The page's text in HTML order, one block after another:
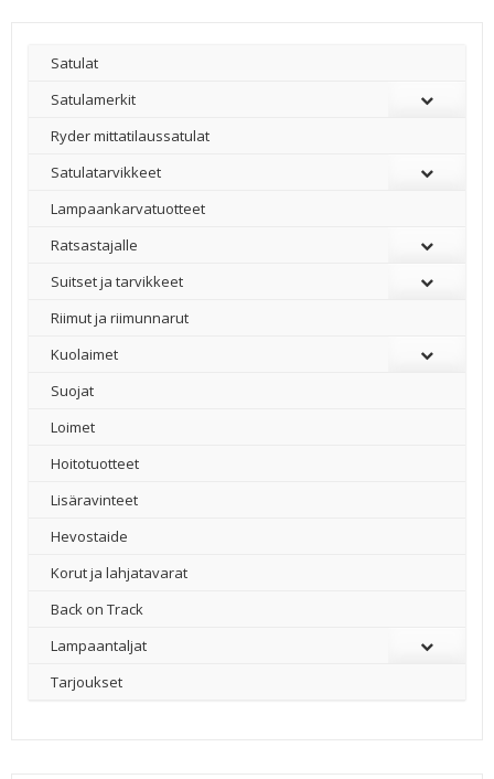
Satulat
Satulamerkit
Ryder mittatilaussatulat
Satulatarvikkeet
–
Lampaankarvatuotteet
Ratsastajalle
Suitset ja tarvikkeet
Riimut ja riimunnarut
Kuolaimet
Suojat
Loimet
Hoitotuotteet
Lisäravinteet
Hevostaide
Korut ja lahjatavarat
Back on Track
Lampaantaljat
Tarjoukset